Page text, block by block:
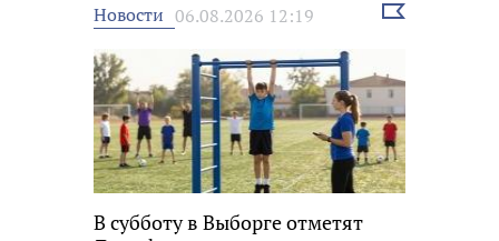
Новости 06.08.2026 12:19
Выбрать
В субботу в Выборге отметят